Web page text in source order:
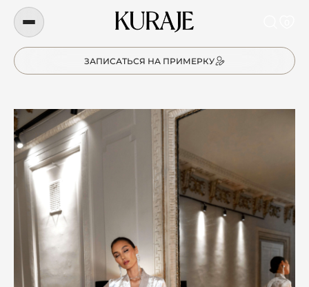
ЗАПИСАТЬСЯ НА ПРИМЕРКУ